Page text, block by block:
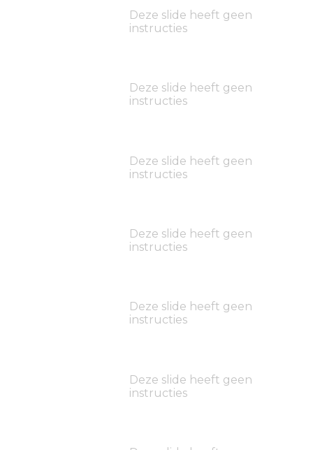
Deze slide heeft geen
instructies
Deze slide heeft geen
instructies
Deze slide heeft geen
instructies
Deze slide heeft geen
instructies
Deze slide heeft geen
instructies
Deze slide heeft geen
instructies